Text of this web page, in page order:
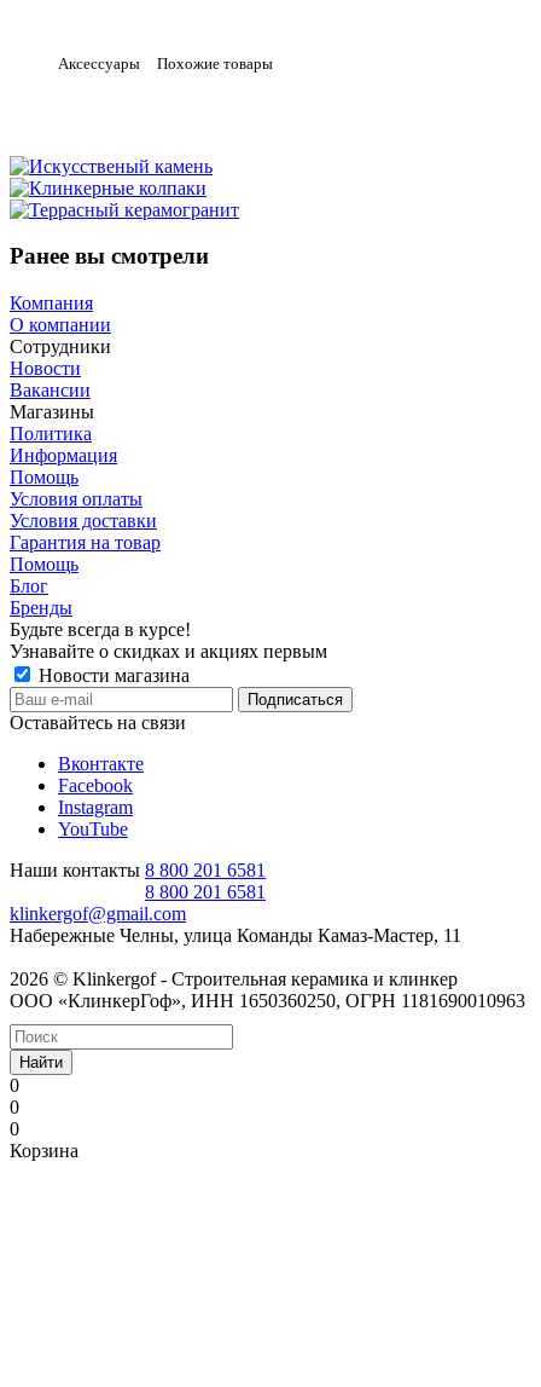
Аксессуары Похожие товары
Ранее вы смотрели
Компания
О компании
Сотрудники
Новости
Вакансии
Магазины
Политика
Информация
Помощь
Условия оплаты
Условия доставки
Гарантия на товар
Помощь
Блог
Бренды
Будьте всегда в курсе!
Узнавайте о скидках и акциях первым
Новости магазина
Оставайтесь на связи
Вконтакте
Facebook
Instagram
YouTube
Наши контакты 8 800 201 6581
8 800 201 6581
klinkergof@gmail.com
Набережные Челны, улица Команды Камаз-Мастер, 11
2026 © Klinkergof - Строительная керамика и клинкер
ООО «КлинкерГоф», ИНН 1650360250, ОГРН 1181690010963
Найти
0
0
0
Корзина